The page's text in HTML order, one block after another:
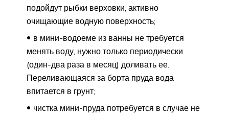
подойдут рыбки верховки, активно
очищающие водную поверхность;
в мини-водоеме из ванны не требуется
менять воду, нужно только периодически
(один-два раза в месяц) доливать ее.
Переливающаяся за борта пруда вода
впитается в грунт;
чистка мини-пруда потребуется в случае не